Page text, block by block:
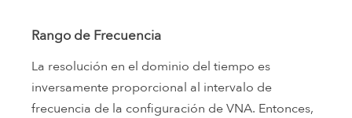
Rango de Frecuencia
La resolución en el dominio del tiempo es
inversamente proporcional al intervalo de
frecuencia de la configuración de VNA. Entonces,